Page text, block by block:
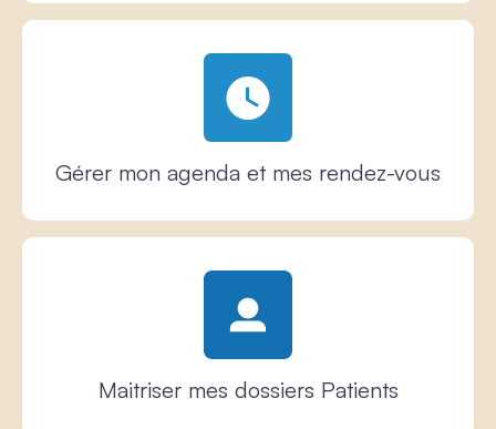
Gérer mon agenda et mes rendez-vous
Maitriser mes dossiers Patients